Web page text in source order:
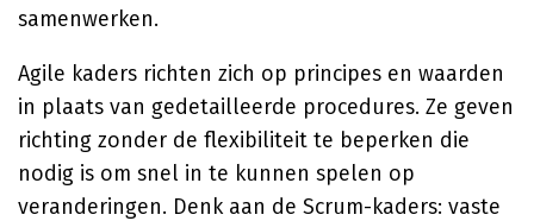
samenwerken.
Agile kaders richten zich op principes en waarden
in plaats van gedetailleerde procedures. Ze geven
richting zonder de flexibiliteit te beperken die
nodig is om snel in te kunnen spelen op
veranderingen. Denk aan de Scrum-kaders: vaste